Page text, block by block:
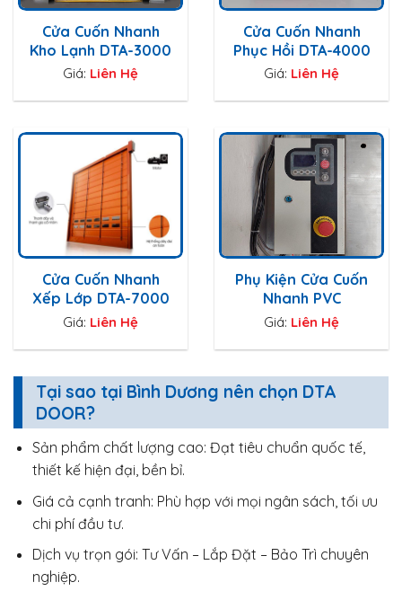
Cửa Cuốn Nhanh
Kho Lạnh DTA-3000
Giá: Liên Hệ
Cửa Cuốn Nhanh
Phục Hồi DTA-4000
Giá: Liên Hệ
Cửa Cuốn Nhanh
Xếp Lớp DTA-7000
Giá: Liên Hệ
Phụ Kiện Cửa Cuốn
Nhanh PVC
Giá: Liên Hệ
Tại sao tại Bình Dương nên chọn DTA
DOOR?
Sản phẩm chất lượng cao: Đạt tiêu chuẩn quốc tế,
thiết kế hiện đại, bền bỉ.
Giá cả cạnh tranh: Phù hợp với mọi ngân sách, tối ưu
chi phí đầu tư.
Dịch vụ trọn gói: Tư Vấn – Lắp Đặt – Bảo Trì chuyên
nghiệp.